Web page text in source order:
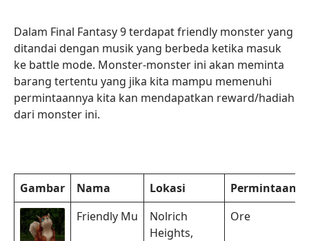
Dalam Final Fantasy 9 terdapat friendly monster yang
ditandai dengan musik yang berbeda ketika masuk
ke battle mode. Monster-monster ini akan meminta
barang tertentu yang jika kita mampu memenuhi
permintaannya kita kan mendapatkan reward/hadiah
dari monster ini.
Gambar Nama Lokasi Permintaan
Friendly Mu
Nolrich
Heights,
Ore